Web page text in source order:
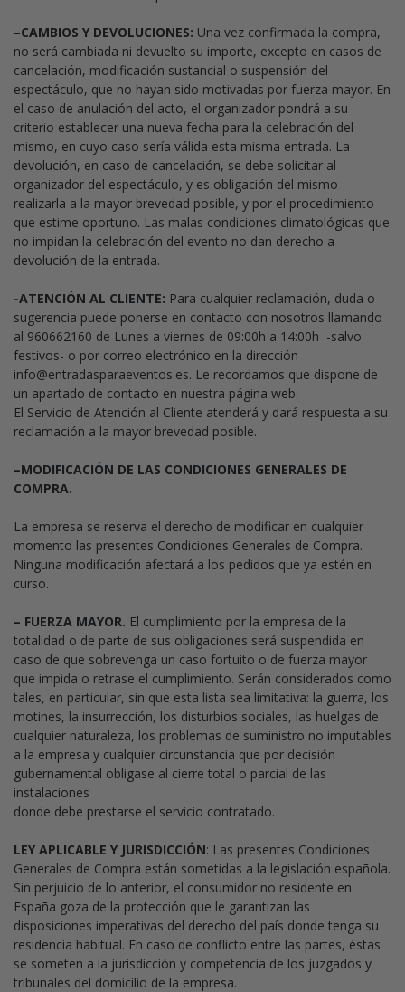
–CAMBIOS Y DEVOLUCIONES: Una vez confirmada la compra,
no será cambiada ni devuelto su importe, excepto en casos de
cancelación, modificación sustancial o suspensión del
espectáculo, que no hayan sido motivadas por fuerza mayor. En
el caso de anulación del acto, el organizador pondrá a su
criterio establecer una nueva fecha para la celebración del
mismo, en cuyo caso sería válida esta misma entrada. La
devolución, en caso de cancelación, se debe solicitar al
organizador del espectáculo, y es obligación del mismo
realizarla a la mayor brevedad posible, y por el procedimiento
que estime oportuno. Las malas condiciones climatológicas que
no impidan la celebración del evento no dan derecho a
devolución de la entrada.
-ATENCIÓN AL CLIENTE: Para cualquier reclamación, duda o
sugerencia puede ponerse en contacto con nosotros llamando
al 960662160 de Lunes a viernes de 09:00h a 14:00h -salvo
festivos- o por correo electrónico en la dirección
info@entradasparaeventos.es. Le recordamos que dispone de
un apartado de contacto en nuestra página web.
El Servicio de Atención al Cliente atenderá y dará respuesta a su
reclamación a la mayor brevedad posible.
–MODIFICACIÓN DE LAS CONDICIONES GENERALES DE
COMPRA.
La empresa se reserva el derecho de modificar en cualquier
momento las presentes Condiciones Generales de Compra.
Ninguna modificación afectará a los pedidos que ya estén en
curso.
– FUERZA MAYOR. El cumplimiento por la empresa de la
totalidad o de parte de sus obligaciones será suspendida en
caso de que sobrevenga un caso fortuito o de fuerza mayor
que impida o retrase el cumplimiento. Serán considerados como
tales, en particular, sin que esta lista sea limitativa: la guerra, los
motines, la insurrección, los disturbios sociales, las huelgas de
cualquier naturaleza, los problemas de suministro no imputables
a la empresa y cualquier circunstancia que por decisión
gubernamental obligase al cierre total o parcial de las
instalaciones
donde debe prestarse el servicio contratado.
LEY APLICABLE Y JURISDICCIÓN: Las presentes Condiciones
Generales de Compra están sometidas a la legislación española.
Sin perjuicio de lo anterior, el consumidor no residente en
España goza de la protección que le garantizan las
disposiciones imperativas del derecho del país donde tenga su
residencia habitual. En caso de conflicto entre las partes, éstas
se someten a la jurisdicción y competencia de los juzgados y
tribunales del domicilio de la empresa.